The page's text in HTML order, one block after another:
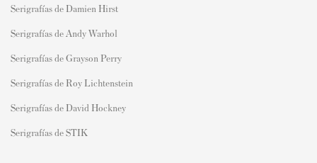
Serigrafías de Damien Hirst
Serigrafías de Andy Warhol
Serigrafías de Grayson Perry
Serigrafías de Roy Lichtenstein
Serigrafías de David Hockney
Serigrafías de STIK